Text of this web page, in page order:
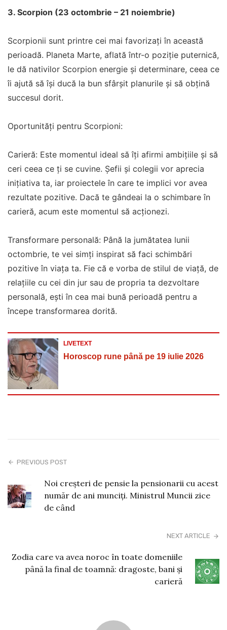
3. Scorpion (23 octombrie – 21 noiembrie)
Scorpionii sunt printre cei mai favorizați în această
perioadă. Planeta Marte, aflată într-o poziție puternică,
le dă nativilor Scorpion energie și determinare, ceea ce
îi ajută să își ducă la bun sfârșit planurile și să obțină
succesul dorit.
Oportunități pentru Scorpioni:
Carieră: Este momentul ideal să îți afirmi ambițiile și să
ceri ceea ce ți se cuvine. Șefii și colegii vor aprecia
inițiativa ta, iar proiectele în care te implici vor avea
rezultate pozitive. Dacă te gândeai la o schimbare în
carieră, acum este momentul să acționezi.
Transformare personală: Până la jumătatea lunii
octombrie, te vei simți inspirat să faci schimbări
pozitive în viața ta. Fie că e vorba de stilul de viață, de
relațiile cu cei din jur sau de propria ta dezvoltare
personală, ești în cea mai bună perioadă pentru a
începe transformarea dorită.
LIVETEXT
Horoscop rune până pe 19 iulie 2026
PREVIOUS POST
Noi creșteri de pensie la pensionarii cu acest
număr de ani munciți. Ministrul Muncii zice
de când
NEXT ARTICLE
Zodia care va avea noroc în toate domeniile
până la final de toamnă: dragoste, bani și
carieră